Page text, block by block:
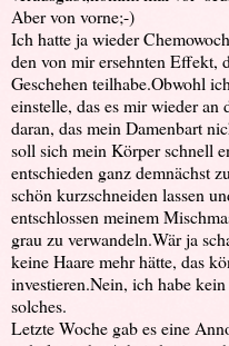
Aber von vorne;-)
Ich hatte ja wieder
den von mir ersehnten Effekt,
Geschehen teilhabe.Obwohl
einstelle, das es mir wieder an
daran, das mein Damenbart
soll sich mein Körper schnell
entschieden ganz demnächst
schön kurzschneiden lassen
entschlossen meinem
grau zu verwandeln.Wär ja
keine Haare mehr hätte, das
investieren.Nein, ich habe
solches.
Letzte Woche gab es eine